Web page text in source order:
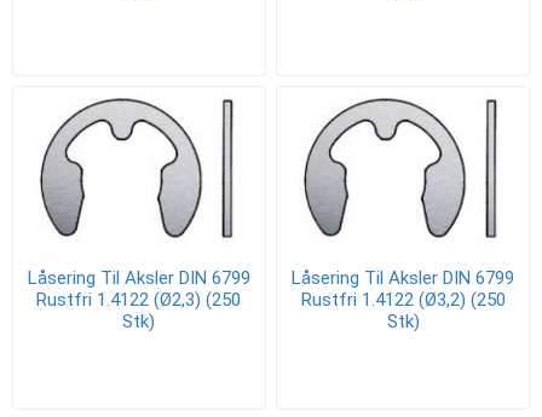
Låsering Til Aksler DIN 6799
Rustfri 1.4122 (Ø2,3) (250
Stk)
Låsering Til Aksler DIN 6799
Rustfri 1.4122 (Ø3,2) (250
Stk)